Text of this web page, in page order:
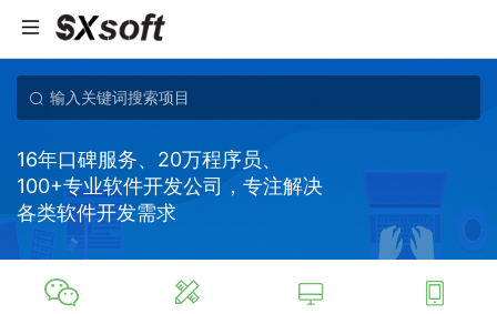
16年口碑服务、20万程序员、
100+专业软件开发公司，专注解决
各类软件开发需求